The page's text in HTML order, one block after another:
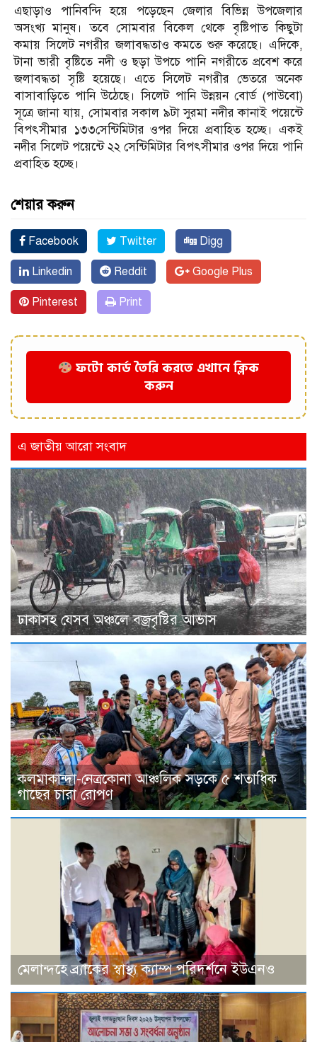
এছাড়াও পানিবন্দি হয়ে পড়েছেন জেলার বিভিন্ন উপজেলার
অসংখ্য মানুষ। তবে সোমবার বিকেল থেকে বৃষ্টিপাত কিছুটা
কমায় সিলেট নগরীর জলাবদ্ধতাও কমতে শুরু করেছে। এদিকে,
টানা ভারী বৃষ্টিতে নদী ও ছড়া উপচে পানি নগরীতে প্রবেশ করে
জলাবদ্ধতা সৃষ্টি হয়েছে। এতে সিলেট নগরীর ভেতরে অনেক
বাসাবাড়িতে পানি উঠেছে। সিলেট পানি উন্নয়ন বোর্ড (পাউবো)
সূত্রে জানা যায়, সোমবার সকাল ৯টা সুরমা নদীর কানাই পয়েন্টে
বিপৎসীমার ১৩৩সেন্টিমিটার ওপর দিয়ে প্রবাহিত হচ্ছে। একই
নদীর সিলেট পয়েন্টে ২২ সেন্টিমিটার বিপৎসীমার ওপর দিয়ে পানি
প্রবাহিত হচ্ছে।
শেয়ার করুন
Facebook Twitter Digg
Linkedin Reddit Google Plus
Pinterest Print
ফটো কার্ড তৈরি করতে এখানে ক্লিক
করুন
এ জাতীয় আরো সংবাদ
ঢাকাসহ যেসব অঞ্চলে বজ্রবৃষ্টির আভাস
কলমাকান্দা-নেত্রকোনা আঞ্চলিক সড়কে ৫ শতাধিক
গাছের চারা রোপণ
মেলান্দহে ব্র্যাকের স্বাস্থ্য ক্যাম্প পরিদর্শনে ইউএনও